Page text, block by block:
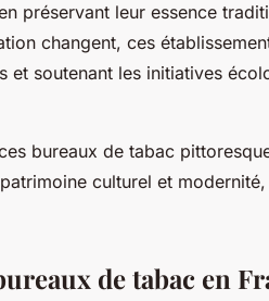
préservant leur essence
changent, ces
et soutenant les initiatives
bureaux de tabac
culturel et
de tabac en